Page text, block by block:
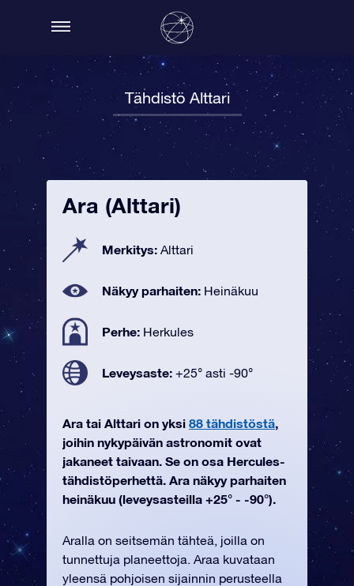
Tähdistö Alttari
Ara (Alttari)
Merkitys: Alttari
Näkyy parhaiten: Heinäkuu
Perhe: Herkules
Leveysaste: +25° asti -90°
Ara tai Alttari on yksi 88 tähdistöstä,
joihin nykypäivän astronomit ovat
jakaneet taivaan. Se on osa Hercules-
tähdistöperhettä. Ara näkyy parhaiten
heinäkuu (leveysasteilla +25° - -90°).
Aralla on seitsemän tähteä, joilla on
tunnettuja planeettoja. Araa kuvataan
yleensä pohjoisen sijainnin perusteella